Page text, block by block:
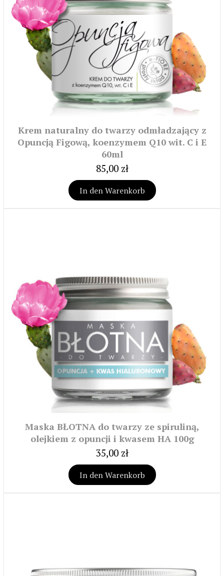
Krem naturalny do twarzy odmładzający z
Opuncją Figową, koenzymem Q10 wit. C i E
60ml
85,00 zł
In den Warenkorb
Maska BŁOTNA do twarzy ze spiruliną,
olejkiem z opuncji i kwasem HA 100g
35,00 zł
In den Warenkorb